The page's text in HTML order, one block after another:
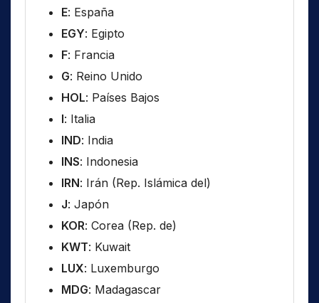
E: España
EGY: Egipto
F: Francia
G: Reino Unido
HOL: Países Bajos
I: Italia
IND: India
INS: Indonesia
IRN: Irán (Rep. Islámica del)
J: Japón
KOR: Corea (Rep. de)
KWT: Kuwait
LUX: Luxemburgo
MDG: Madagascar